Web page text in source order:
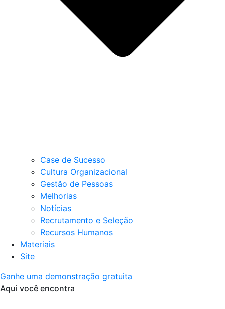
Case de Sucesso
Cultura Organizacional
Gestão de Pessoas
Melhorias
Notícias
Recrutamento e Seleção
Recursos Humanos
Materiais
Site
Ganhe uma demonstração gratuita
Aqui você encontra